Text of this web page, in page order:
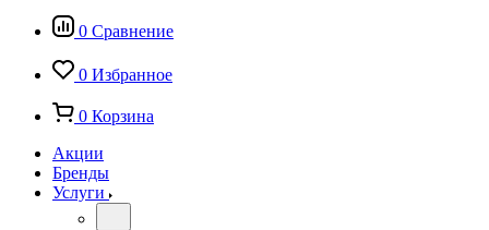
0 Сравнение
0 Избранное
0 Корзина
Акции
Бренды
Услуги